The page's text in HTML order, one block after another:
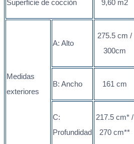
Superficie de cocción 9,60 m2
Medidas
exteriores
A: Alto
275.5 cm /
300cm
B: Ancho 161 cm
C:
Profundidad
217.5 cm* /
270 cm**